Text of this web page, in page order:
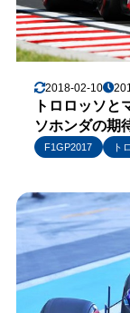
2018-02-10
トロロッソと
ソホンダの期
F1GP2017 ト